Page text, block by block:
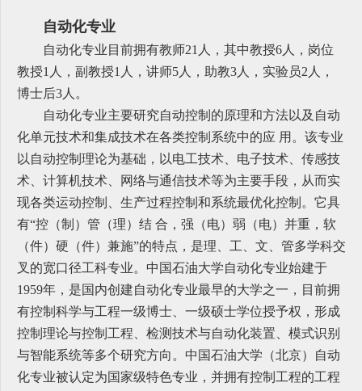
自动化专业
自动化专业目前拥有教师21人，其中教授6人，岗位
教授1人，副教授1人，讲师5人，助教3人，实验员2人，
博士后3人。
自动化专业主要研究自动控制的原理和方法以及自动
化单元技术和集成技术在各类控制系统中的应 用。该专业
以自动控制理论为基础，以电工技术、电子技术、传感技
术、计算机技术、网络与通信技术等为主要手段，从而实
现各类运动控制、生产过程控制和系统最优化控制。它具
有“控（制）管（理）结 合，强（电）弱（电）并重，软
（件）硬（件）兼施”的特点，是理、工、文、管多学科交
叉的宽口径工科专业。中国石油大学自动化专业始建于
1959年，是国内创建自动化专业最早的大学之一，目前拥
有控制科学与工程一级博士、一级硕士学位授予权，形成
控制理论与控制工程、检测技术与自动化装置、模式识别
与智能系统等多个研究方向。中国石油大学（北京）自动
化专业被认定为国家级特色专业，并拥有控制工程的工程